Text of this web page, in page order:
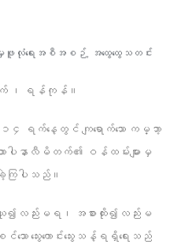
ဖူလုံရေးအစီအစဉ် အထွေထွေသတင်း
၊ ရန်ကုန်။
နေ့တွင် ကျရောက်သော ကမ္ဘာ့
စထာပါနာလီမိတက်၏ ဝန်ထမ်းများမှ
ခဲ့ကြပါသည်။
ယူ၍လည်းမရ၊ အစားထိုး၍လည်းမ
ော သွေးကောင်းသွေးသန့်ရရှိရေးသည်